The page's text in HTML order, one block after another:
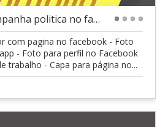
Material para campanha politica no facebook
com pagina no facebook - Foto
- Foto para perfil no Facebook
trabalho - Capa para página no...